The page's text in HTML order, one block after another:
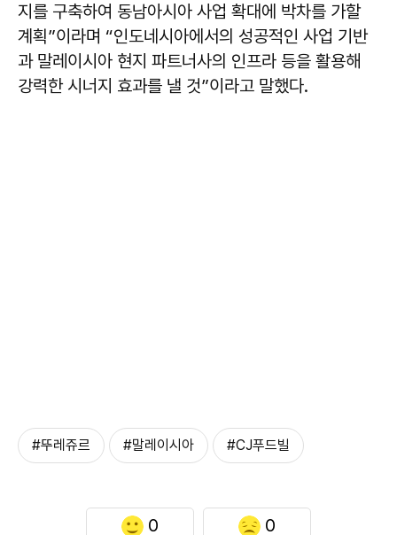
지를 구축하여 동남아시아 사업 확대에 박차를 가할
계획”이라며 “인도네시아에서의 성공적인 사업 기반
과 말레이시아 현지 파트너사의 인프라 등을 활용해
강력한 시너지 효과를 낼 것”이라고 말했다.
#뚜레쥬르 #말레이시아 #CJ푸드빌
0 0